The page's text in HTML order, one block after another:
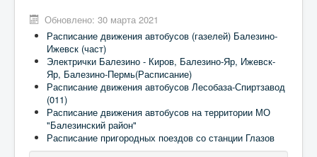
Обновлено: 30 марта 2021
Расписание движения автобусов (газелей) Балезино-
Ижевск (част)
Электрички Балезино - Киров, Балезино-Яр, Ижевск-
Яр, Балезино-Пермь(Расписание)
Расписание движения автобусов Лесобаза-Спиртзавод
(011)
Расписание движения автобусов на территории МО
"Балезинский район"
Расписание пригородных поездов со станции Глазов